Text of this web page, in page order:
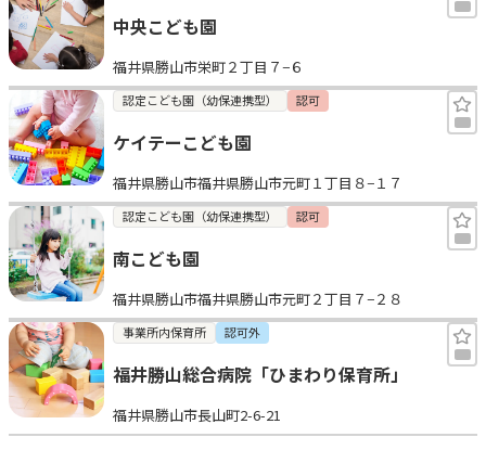
中央こども園
福井県勝山市栄町２丁目７−６
認定こども園（幼保連携型） 認可
ケイテーこども園
福井県勝山市福井県勝山市元町１丁目８−１７
認定こども園（幼保連携型） 認可
南こども園
福井県勝山市福井県勝山市元町２丁目７−２８
事業所内保育所 認可外
福井勝山総合病院「ひまわり保育所」
福井県勝山市長山町2-6-21